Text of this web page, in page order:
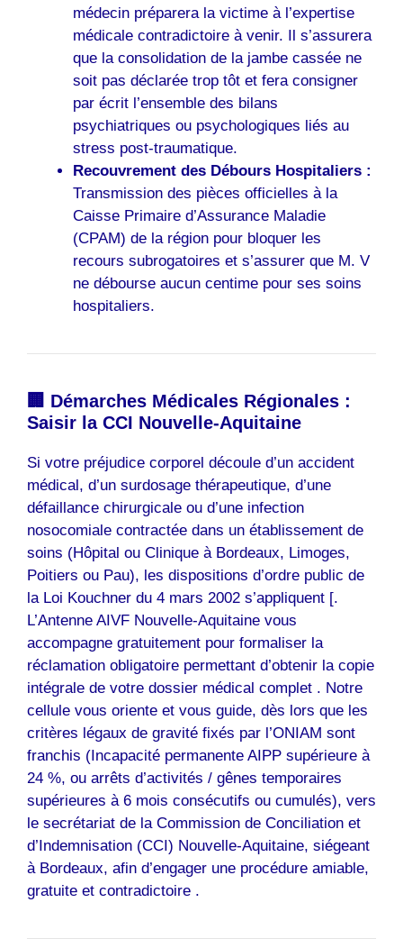
médecin préparera la victime à l’expertise
médicale contradictoire à venir. Il s’assurera
que la consolidation de la jambe cassée ne
soit pas déclarée trop tôt et fera consigner
par écrit l’ensemble des bilans
psychiatriques ou psychologiques liés au
stress post-traumatique.
Recouvrement des Débours Hospitaliers :
Transmission des pièces officielles à la
Caisse Primaire d’Assurance Maladie
(CPAM) de la région pour bloquer les
recours subrogatoires et s’assurer que M. V
ne débourse aucun centime pour ses soins
hospitaliers.
🏢 Démarches Médicales Régionales :
Saisir la CCI Nouvelle-Aquitaine
Si votre préjudice corporel découle d’un accident
médical, d’un surdosage thérapeutique, d’une
défaillance chirurgicale ou d’une infection
nosocomiale contractée dans un établissement de
soins (Hôpital ou Clinique à Bordeaux, Limoges,
Poitiers ou Pau), les dispositions d’ordre public de
la Loi Kouchner du 4 mars 2002 s’appliquent [.
L’Antenne AIVF Nouvelle-Aquitaine vous
accompagne gratuitement pour formaliser la
réclamation obligatoire permettant d’obtenir la copie
intégrale de votre dossier médical complet . Notre
cellule vous oriente et vous guide, dès lors que les
critères légaux de gravité fixés par l’ONIAM sont
franchis (Incapacité permanente AIPP supérieure à
24 %, ou arrêts d’activités / gênes temporaires
supérieures à 6 mois consécutifs ou cumulés), vers
le secrétariat de la Commission de Conciliation et
d’Indemnisation (CCI) Nouvelle-Aquitaine, siégeant
à Bordeaux, afin d’engager une procédure amiable,
gratuite et contradictoire .